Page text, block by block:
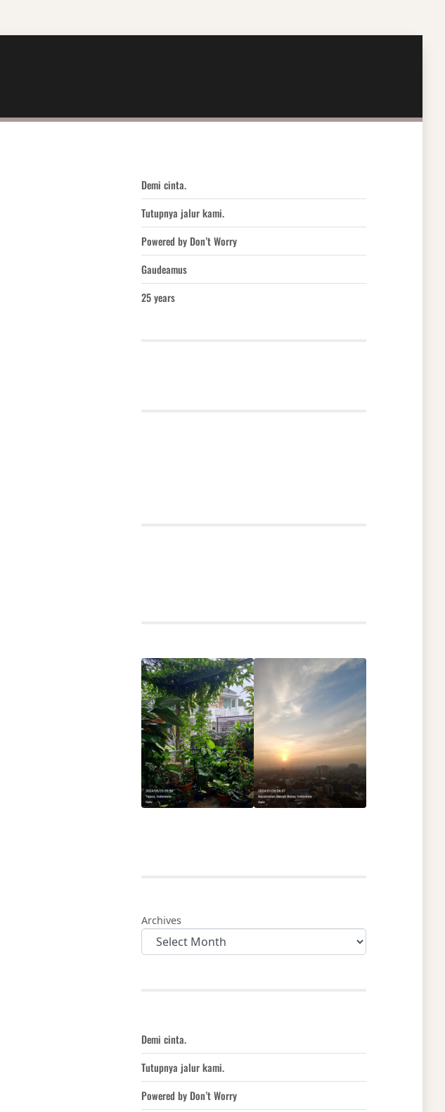
Demi cinta.
Tutupnya jalur kami.
Powered by Don’t Worry
Gaudeamus
25 years
Archives
Demi cinta.
Tutupnya jalur kami.
Powered by Don’t Worry